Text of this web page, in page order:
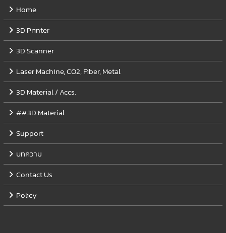
Home
3D Printer
3D Scanner
Laser Machine, CO2, Fiber, Metal
3D Material / Accs.
##3D Material
Support
บทความ
Contact Us
Policy